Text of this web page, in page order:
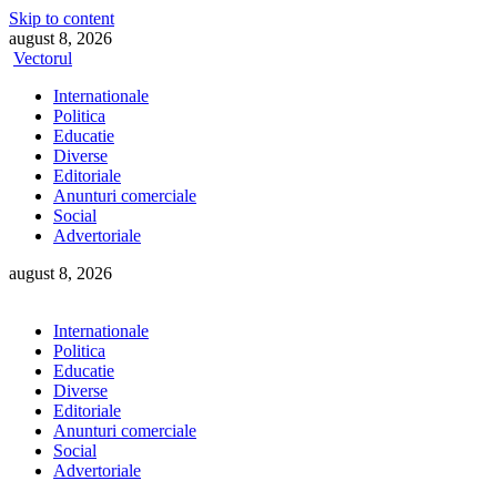
Skip to content
august 8, 2026
Vectorul
Internationale
Politica
Educatie
Diverse
Editoriale
Anunturi comerciale
Social
Advertoriale
august 8, 2026
Internationale
Politica
Educatie
Diverse
Editoriale
Anunturi comerciale
Social
Advertoriale